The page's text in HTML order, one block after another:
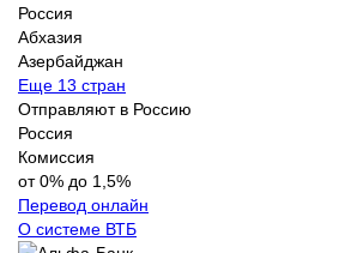
Россия
Абхазия
Азербайджан
Еще 13 стран
Отправляют в Россию
Россия
Комиссия
от 0% до 1,5%
Перевод онлайн
О системе ВТБ